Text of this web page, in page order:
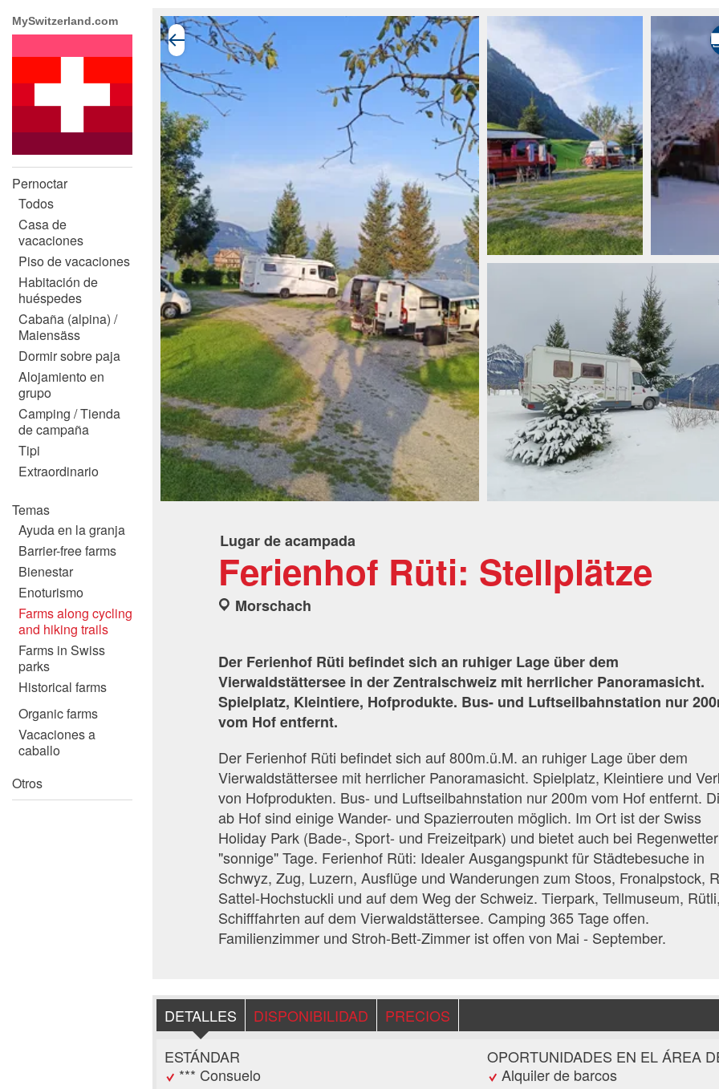
MySwitzerland.com
Pernoctar
Todos
Casa de
vacaciones
Piso de vacaciones
Habitación de
huéspedes
Cabaña (alpina) /
Maiensäss
Dormir sobre paja
Alojamiento en
grupo
Camping / Tienda
de campaña
Tipi
Extraordinario
Temas
Ayuda en la granja
Barrier-free farms
Bienestar
Enoturismo
Farms along cycling
and hiking trails
Farms in Swiss
parks
Historical farms
Organic farms
Vacaciones a
caballo
Otros
Lugar de acampada
Ferienhof Rüti: Stellplätze
Morschach
Der Ferienhof Rüti befindet sich an ruhiger Lage über dem
Vierwaldstättersee in der Zentralschweiz mit herrlicher Panoramasicht.
Spielplatz, Kleintiere, Hofprodukte. Bus- und Luftseilbahnstation nur
vom Hof entfernt.
Der Ferienhof Rüti befindet sich auf 800m.ü.M. an ruhiger Lage über dem
Vierwaldstättersee mit herrlicher Panoramasicht. Spielplatz, Kleintiere und
von Hofprodukten. Bus- und Luftseilbahnstation nur 200m vom Hof entfernt.
ab Hof sind einige Wander- und Spazierrouten möglich. Im Ort ist der Swiss
Holiday Park (Bade-, Sport- und Freizeitpark) und bietet auch bei Regenwetter
"sonnige" Tage. Ferienhof Rüti: Idealer Ausgangspunkt für Städtebesuche in
Schwyz, Zug, Luzern, Ausflüge und Wanderungen zum Stoos, Fronalpstock,
Sattel-Hochstuckli und auf dem Weg der Schweiz. Tierpark, Tellmuseum,
Schifffahrten auf dem Vierwaldstättersee. Camping 365 Tage offen.
Familienzimmer und Stroh-Bett-Zimmer ist offen von Mai - September.
DETALLES DISPONIBILIDAD
PRECIOS
ESTÁNDAR
*** Consuelo
OPORTUNIDADES EN EL ÁREA
Alquiler de barcos